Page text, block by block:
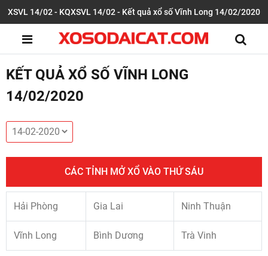
XSVL 14/02 - KQXSVL 14/02 - Kết quả xổ số Vĩnh Long 14/02/2020
KẾT QUẢ XỔ SỐ VĨNH LONG
14/02/2020
CÁC TỈNH MỞ XỔ VÀO THỨ SÁU
Hải Phòng Gia Lai Ninh Thuận
Vĩnh Long Bình Dương Trà Vinh